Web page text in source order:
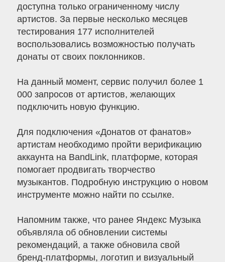
доступна только ограниченному числу
артистов. За первые несколько месяцев
тестирования 177 исполнителей
воспользовались возможностью получать
донаты от своих поклонников.
На данный момент, сервис получил более 1
000 запросов от артистов, желающих
подключить новую функцию.
Для подключения «Донатов от фанатов»
артистам необходимо пройти верификацию
аккаунта на BandLink, платформе, которая
помогает продвигать творчество
музыкантов. Подробную инструкцию о новом
инструменте можно найти по ссылке.
Напомним также, что ранее Яндекс Музыка
объявляла об обновлении системы
рекомендаций, а также обновила свой
бренд-платформы, логотип и визуальный